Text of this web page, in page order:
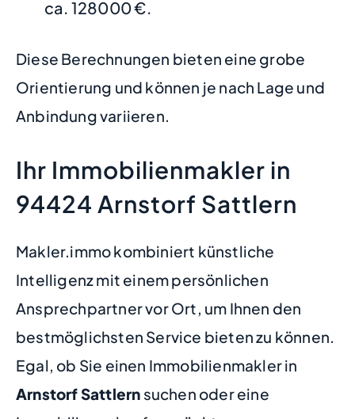
ca. 128000 €.
Diese Berechnungen bieten eine grobe
Orientierung und können je nach Lage und
Anbindung variieren.
Ihr Immobilienmakler in
94424 Arnstorf Sattlern
Makler.immo kombiniert künstliche
Intelligenz mit einem persönlichen
Ansprechpartner vor Ort, um Ihnen den
bestmöglichsten Service bieten zu können.
Egal, ob Sie einen Immobilienmakler in
Arnstorf Sattlern suchen oder eine